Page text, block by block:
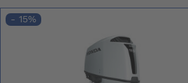
- 15%